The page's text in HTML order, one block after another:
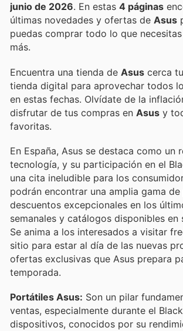
junio de 2026 . En estas 4 páginas
últimas novedades y ofertas de Asus
puedas comprar todo lo que
más.
Encuentra una tienda de Asus cerca
tienda digital para aprovechar todos
en estas fechas. Olvídate de la
disfrutar de tus compras en Asus y
favoritas.
En España, Asus se destaca como un
tecnología, y su participación en el
una cita ineludible para los
podrán encontrar una amplia gama
descuentos excepcionales en los
semanales y catálogos disponibles en
Se anima a los interesados a visitar
sitio para estar al día de las nuevas
ofertas exclusivas que Asus prepara
temporada.
Portátiles Asus: Son un pilar
ventas, especialmente durante el
dispositivos, conocidos por su